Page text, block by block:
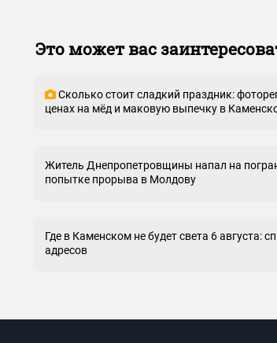
Это может вас
Сколько стоит сладкий праздник:
ценах на мёд и маковую выпечку в
Житель Днепропетровщины напал на
попытке прорыва в Молдову
Где в Каменском не будет света 6 августа:
адресов